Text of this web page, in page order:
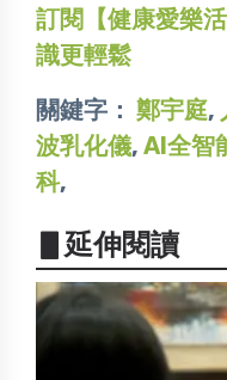
訂閱【健康愛樂
識更輕鬆
關鍵字： 鄭宇庭,
波乳化儀, AI全智
科,
▋延伸閱讀